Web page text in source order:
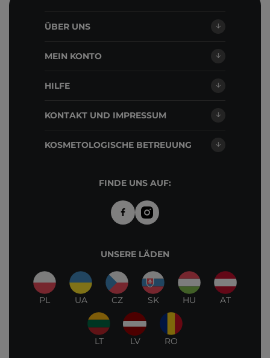
ÜBER UNS
MEIN KONTO
HILFE
KONTAKT UND IMPRESSUM
KOSMETOLOGISCHE BETREUUNG
FINDE UNS AUF:
UNSERE LÄDEN
PL UA CZ SK HU AT
LT LV RO